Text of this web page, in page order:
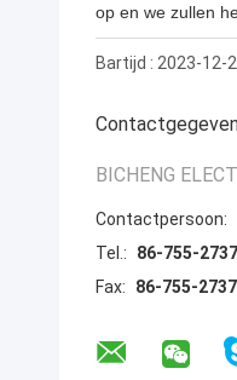
op en we zullen
Bartijd : 2023-12-
BICHENG
Contactpersoon:
Tel.:
86-755-
Fax:
86-755-